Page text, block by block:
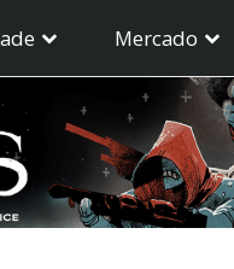
Mercado